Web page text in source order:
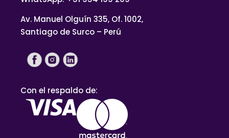
Av. Manuel Olguín 335, Of. 1002,
Santiago de Surco – Perú
Con el respaldo de: